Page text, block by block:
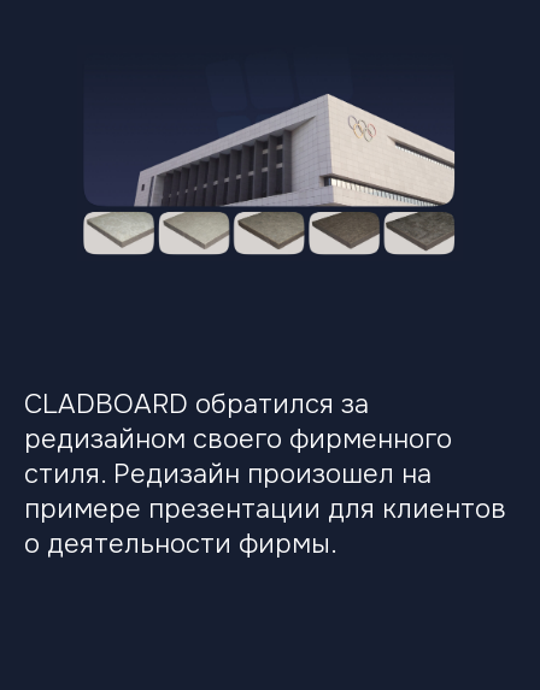
CLADBOARD обратился за
редизайном своего фирменного
стиля. Редизайн произошел на
примере презентации для клиентов
о деятельности фирмы.